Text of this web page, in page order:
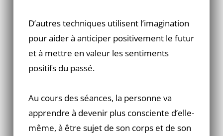
D’autres techniques utilisent l’imagination
pour aider à anticiper positivement le futur
et à mettre en valeur les sentiments
positifs du passé.
Au cours des séances, la personne va
apprendre à devenir plus consciente d’elle-
même, à être sujet de son corps et de son